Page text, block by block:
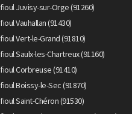
fioul Juvisy-sur-Orge (91260)
fioul Vauhallan (91430)
fioul Vert-le-Grand (91810)
fioul Saulx-les-Chartreux (91160)
fioul Corbreuse (91410)
fioul Boissy-le-Sec (91870)
fioul Saint-Chéron (91530)